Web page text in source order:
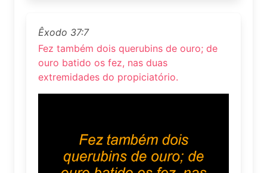
Êxodo 37:7
Fez também dois querubins de ouro; de
ouro batido os fez, nas duas
extremidades do propiciatório.